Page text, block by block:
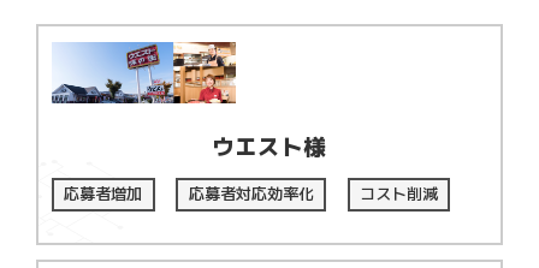
ウエスト様
応募者増加 応募者対応効率化 コスト削減